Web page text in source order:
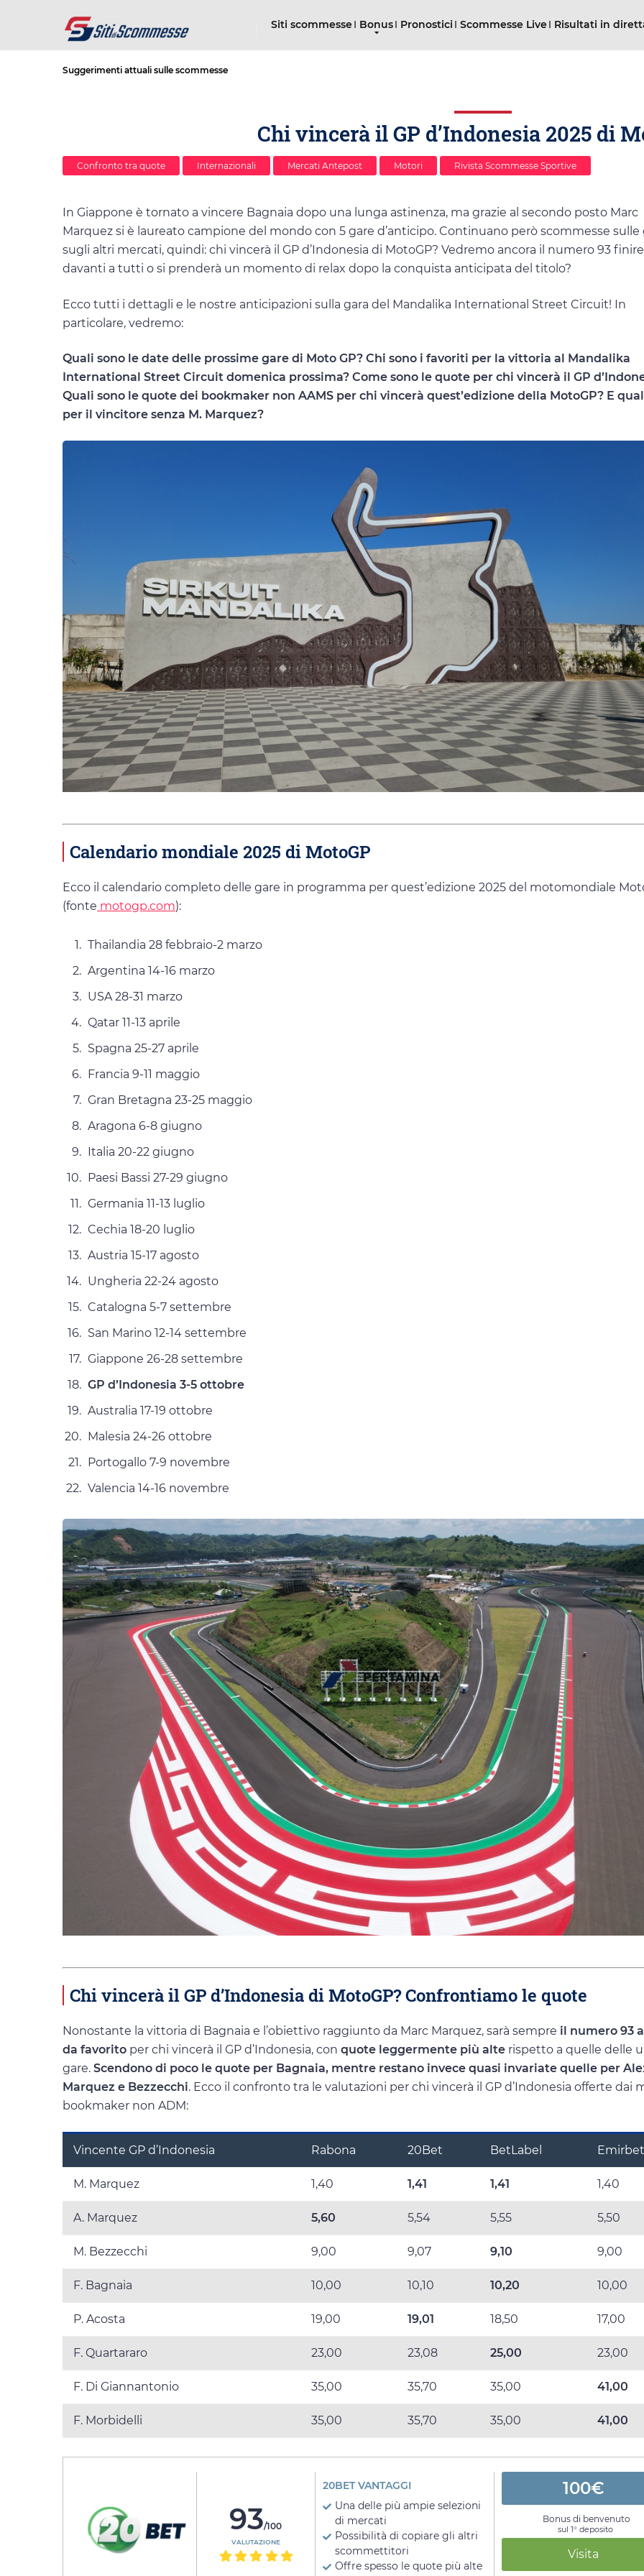
Siti scommesse Bonus Pronostici Scommesse Live Risultati in
Suggerimenti attuali sulle scommesse
Chi vincerà il GP d’Indonesia 2025 di
Confronto tra quote Internazionali Mercati Antepost Motori Rivista Scommesse Sportive
In Giappone è tornato a vincere Bagnaia dopo una lunga astinenza, ma grazie al secondo posto Marc
Marquez si è laureato campione del mondo con 5 gare d’anticipo. Continuano però scommesse sulle
sugli altri mercati, quindi: chi vincerà il GP d’Indonesia di MotoGP? Vedremo ancora il numero 93 finire
davanti a tutti o si prenderà un momento di relax dopo la conquista anticipata del titolo?
Ecco tutti i dettagli e le nostre anticipazioni sulla gara del Mandalika International Street Circuit! In
particolare, vedremo:
Quali sono le date delle prossime gare di Moto GP? Chi sono i favoriti per la vittoria al Mandalika
International Street Circuit domenica prossima? Come sono le quote per chi vincerà il GP
Quali sono le quote dei bookmaker non AAMS per chi vincerà quest’edizione della MotoGP? E
per il vincitore senza M. Marquez?
Calendario mondiale 2025 di MotoGP
Ecco il calendario completo delle gare in programma per quest’edizione 2025 del motomondiale
(fonte motogp.com):
Thailandia 28 febbraio-2 marzo
Argentina 14-16 marzo
USA 28-31 marzo
Qatar 11-13 aprile
Spagna 25-27 aprile
Francia 9-11 maggio
Gran Bretagna 23-25 maggio
Aragona 6-8 giugno
Italia 20-22 giugno
Paesi Bassi 27-29 giugno
Germania 11-13 luglio
Cechia 18-20 luglio
Austria 15-17 agosto
Ungheria 22-24 agosto
Catalogna 5-7 settembre
San Marino 12-14 settembre
Giappone 26-28 settembre
GP d’Indonesia 3-5 ottobre
Australia 17-19 ottobre
Malesia 24-26 ottobre
Portogallo 7-9 novembre
Valencia 14-16 novembre
Chi vincerà il GP d’Indonesia di MotoGP? Confrontiamo le quote
Nonostante la vittoria di Bagnaia e l’obiettivo raggiunto da Marc Marquez, sarà sempre il numero 93
da favorito per chi vincerà il GP d’Indonesia, con quote leggermente più alte rispetto a quelle delle
gare. Scendono di poco le quote per Bagnaia, mentre restano invece quasi invariate quelle per
Marquez e Bezzecchi. Ecco il confronto tra le valutazioni per chi vincerà il GP d’Indonesia offerte dai
bookmaker non ADM:
Vincente GP d’Indonesia Rabona 20Bet BetLabel Emirbet
M. Marquez 1,40 1,41 1,41 1,40
A. Marquez 5,60 5,54 5,55 5,50
M. Bezzecchi 9,00 9,07 9,10 9,00
F. Bagnaia 10,00 10,10 10,20 10,00
P. Acosta 19,00 19,01 18,50 17,00
F. Quartararo 23,00 23,08 25,00 23,00
F. Di Giannantonio 35,00 35,70 35,00 41,00
F. Morbidelli 35,00 35,70 35,00 41,00
93/100
VALUTAZIONE
20BET VANTAGGI
Una delle più ampie selezioni
di mercati
Possibilità di copiare gli altri
scommettitori
Offre spesso le quote più alte
100€
Bonus di benvenuto
sul 1° deposito
Visita